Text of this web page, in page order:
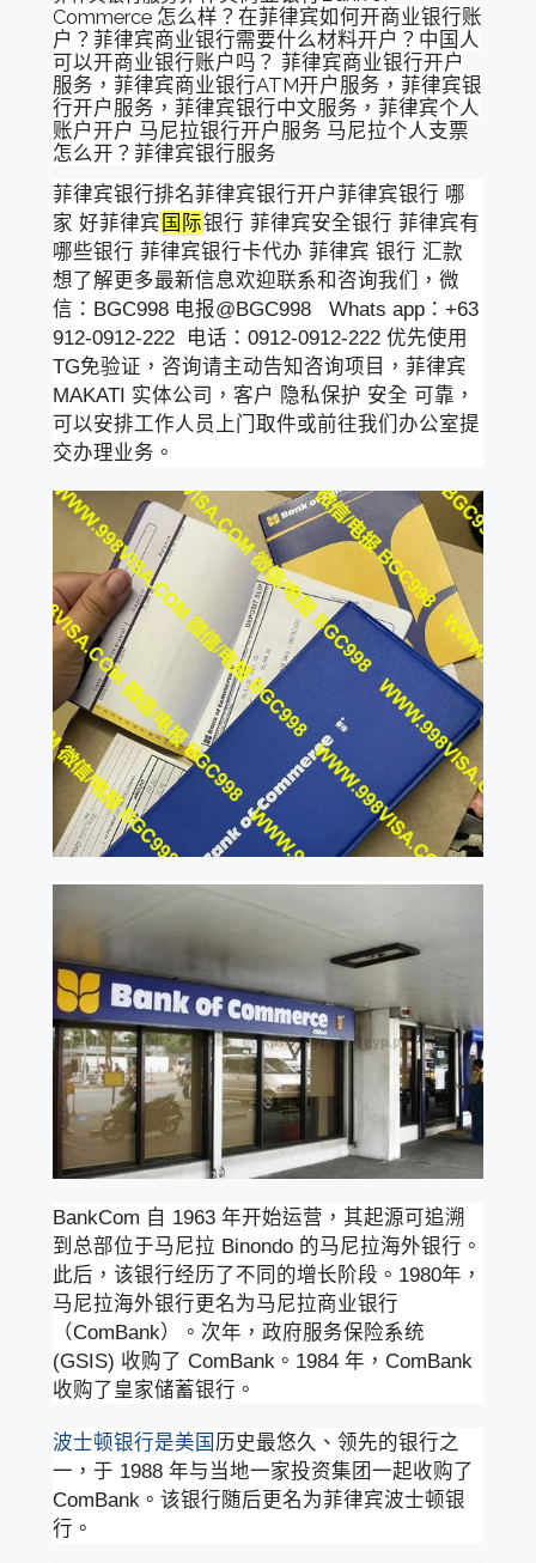
Commerce 怎么样？在菲律宾如何开商业银行账
户？菲律宾商业银行需要什么材料开户？中国人
可以开商业银行账户吗？ 菲律宾商业银行开户
服务，菲律宾商业银行ATM开户服务，菲律宾银
行开户服务，菲律宾银行中文服务，菲律宾个人
账户开户 马尼拉银行开户服务 马尼拉个人支票
怎么开？菲律宾银行服务
菲律宾银行排名菲律宾银行开户菲律宾银行 哪
家 好菲律宾 国际银行 菲律宾安全银行 菲律宾有
哪些银行 菲律宾银行卡代办 菲律宾 银行 汇款
想了解更多最新信息欢迎联系和咨询我们，微
信：BGC998 电报@BGC998 Whats app：+63
912-0912-222 电话：0912-0912-222 优先使用
TG免验证，咨询请主动告知咨询项目，菲律宾
MAKATI 实体公司，客户 隐私保护 安全 可靠，
可以安排工作人员上门取件或前往我们办公室提
交办理业务。
BankCom 自 1963 年开始运营，其起源可追溯
到总部位于马尼拉 Binondo 的马尼拉海外银行。
此后，该银行经历了不同的增长阶段。1980年，
马尼拉海外银行更名为马尼拉商业银行
（ComBank）。次年，政府服务保险系统
(GSIS) 收购了 ComBank。1984 年，ComBank
收购了皇家储蓄银行。
波士顿银行是美国 历史最悠久、领先的银行之
一，于 1988 年与当地一家投资集团一起收购了
ComBank。该银行随后更名为菲律宾波士顿银
行。